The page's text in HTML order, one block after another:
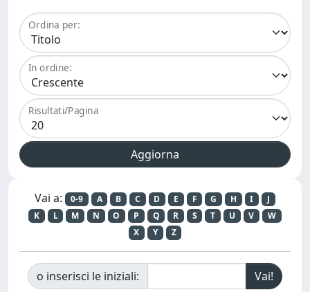
Ordina per:
In ordine:
Risultati/Pagina
Vai a: 0-9 A B C D E F G H I
J
K
L M N O P Q R S T U V
W
X
Y Z
o inserisci le iniziali: